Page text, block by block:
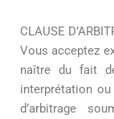
CLAUSE
Vous acceptez
naître du fait
interprétation ou
d’arbitrage